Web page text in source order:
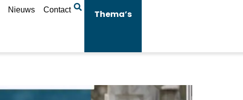
Nieuws Contact Thema’s